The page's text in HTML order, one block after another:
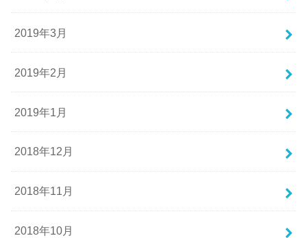
2019年3月
2019年2月
2019年1月
2018年12月
2018年11月
2018年10月